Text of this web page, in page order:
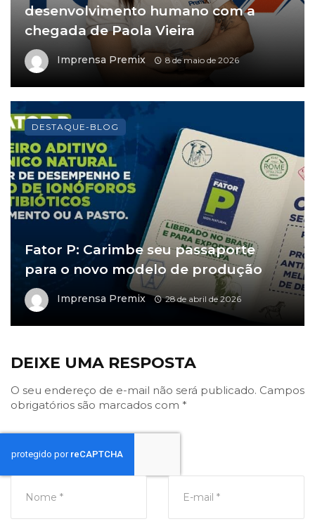
desenvolvimento humano com a
chegada de Paola Vieira
Imprensa Premix 8 de maio de 2026
Fator P: Carimbe seu passaporte
para o novo modelo de produção
Imprensa Premix 28 de abril de 2026
DESTAQUE-BLOG
DEIXE UMA RESPOSTA
O seu endereço de e-mail não será publicado. Campos
obrigatórios são marcados com *